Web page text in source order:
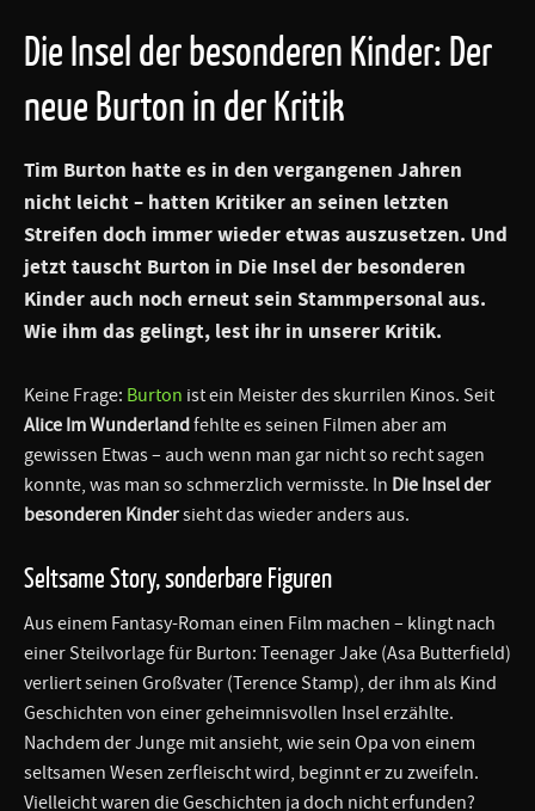
Die Insel der besonderen Kinder: Der
neue Burton in der Kritik
Tim Burton hatte es in den vergangenen Jahren
nicht leicht – hatten Kritiker an seinen letzten
Streifen doch immer wieder etwas auszusetzen. Und
jetzt tauscht Burton in Die Insel der besonderen
Kinderauch noch erneut sein Stammpersonal aus.
Wie ihm das gelingt, lest ihr in unserer Kritik.
Keine Frage: Burton ist ein Meister des skurrilen Kinos. Seit
Alice Im Wunderlandfehlte es seinen Filmen aber am
gewissen Etwas – auch wenn man gar nicht so recht sagen
konnte, was man so schmerzlich vermisste. In Die Insel der
besonderen Kindersieht das wieder anders aus.
Seltsame Story, sonderbare Figuren
Aus einem Fantasy-Roman einen Film machen – klingt nach
einer Steilvorlage für Burton: Teenager Jake (Asa Butterfield)
verliert seinen Großvater (Terence Stamp), der ihm als Kind
Geschichten von einer geheimnisvollen Insel erzählte.
Nachdem der Junge mit ansieht, wie sein Opa von einem
seltsamen Wesen zerfleischt wird, beginnt er zu zweifeln.
Vielleicht waren die Geschichten ja doch nicht erfunden?